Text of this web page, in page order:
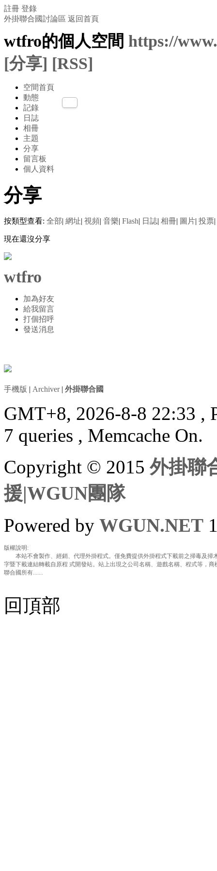
註冊 登錄
外掛聯合國討論區 返回首頁
wtfro的個人空間 https://
[分享] [RSS]
空間首頁
動態
記錄
日誌
相冊
主題
分享
留言板
個人資料
分享
按類型查看: 全部| 網址| 視頻| 音樂| Flash| 日誌| 相冊| 圖片| 投票|
現在還沒分享
wtfro
加為好友
給我留言
打個招呼
發送消息
手機版 | Archiver| 外掛聯合國
GMT+8, 2026-8-8 22:33 ,
7 queries , Memcache On.
Copyright © 2015外掛聯
援|WGUN團隊
Powered by WGUN.NET
版權說明:
本站不會製作、經銷、代理外掛程式。僅免費提供外掛程式下載前之掃毒及掃
字暨下載連結轉載自原程 式開發站。站上出現之公司名稱、遊戲名稱、程式等，
聯合國所有.......
回頂部